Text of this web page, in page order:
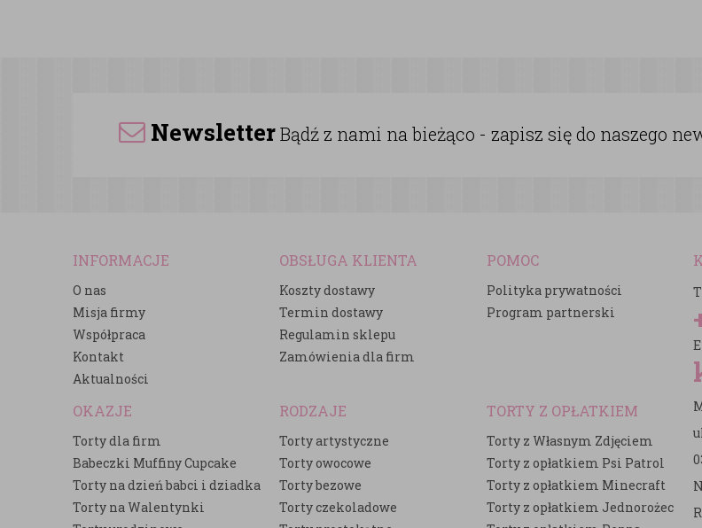
NewsletterBądź z nami na bieżąco - zapisz się do naszego
INFORMACJE
O nas
Misja firmy
Współpraca
Kontakt
Aktualności
OBSŁUGA KLIENTA
Koszty dostawy
Termin dostawy
Regulamin sklepu
Zamówienia dla firm
POMOC
Polityka prywatności
Program partnerski
OKAZJE
Torty dla firm
Babeczki Muffiny Cupcake
Torty na dzień babci i dziadka
Torty na Walentynki
RODZAJE
Torty artystyczne
Torty owocowe
Torty bezowe
Torty czekoladowe
TORTY Z OPŁATKIEM
Torty z Własnym Zdjęciem
Torty z opłatkiem Psi Patrol
Torty z opłatkiem Minecraft
Torty z opłatkiem Jednorożec